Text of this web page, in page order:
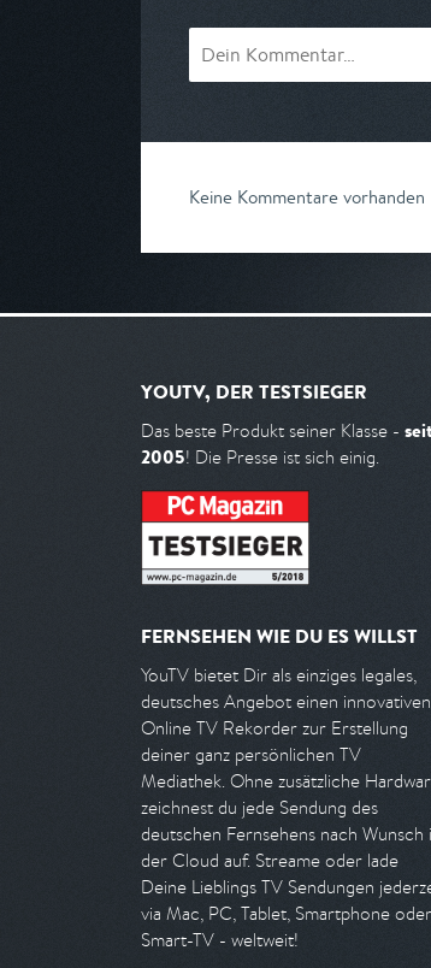
Keine Kommentare vorhanden
YOUTV, DER TESTSIEGER
Das beste Produkt seiner Klasse -
2005! Die Presse ist sich einig.
FERNSEHEN WIE DU ES WILLST
YouTV bietet Dir als einziges legales,
deutsches Angebot einen innovativen
Online TV Rekorder zur Erstellung
deiner ganz persönlichen TV
Mediathek. Ohne zusätzliche
zeichnest du jede Sendung des
deutschen Fernsehens nach Wunsch
der Cloud auf. Streame oder lade
Deine Lieblings TV Sendungen
via Mac, PC, Tablet, Smartphone oder
Smart-TV - weltweit!